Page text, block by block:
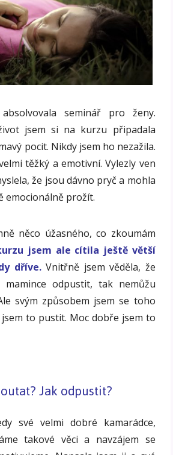
seminář pro ženy.
jsem si na kurzu připadala
pocit. Nikdy jsem ho nezažila.
těžký a emotivní. Vylezly ven
že jsou dávno pryč a mohla
emocionálně prožít.
něco úžasného, co zkoumám
jsem ale cítila ještě větší
dříve. Vnitřně jsem věděla, že
mamince odpustit, tak nemůžu
svým způsobem jsem se toho
to pustit. Moc dobře jsem to
Jak odpustit?
své velmi dobré kamarádce,
takové věci a navzájem se